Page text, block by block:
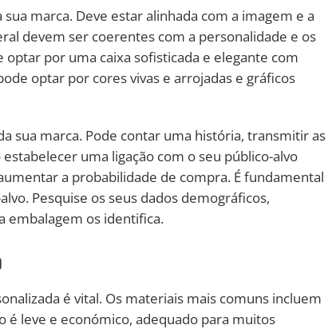
marca. Deve estar alinhada com a imagem e a
devem ser coerentes com a personalidade e os
por uma caixa sofisticada e elegante com
optar por cores vivas e arrojadas e gráficos
sua marca. Pode contar uma história, transmitir as
uma ligação com o seu público-alvo
a probabilidade de compra. É fundamental
Pesquise os seus dados demográficos,
embalagem os identifica.
é vital. Os materiais mais comuns incluem
é leve e económico, adequado para muitos